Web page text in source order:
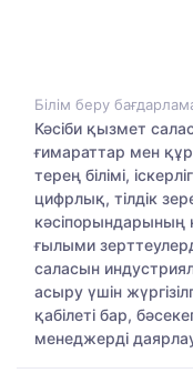
Білім беру
Кәсіби қызмет
ғимараттар мен
терең білімі,
цифрлық, тілдік
кәсіпорындарының
ғылыми
саласын
асыру үшін
қабілеті бар,
менеджерді